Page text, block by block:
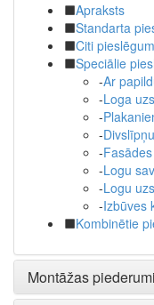
Apraksts
Standarta
Citi
Speciālie
-Ar
-Loga
-
-
-
-Logu
-Logu
-Izbūves
Kombinētie
Montāžas piederumi